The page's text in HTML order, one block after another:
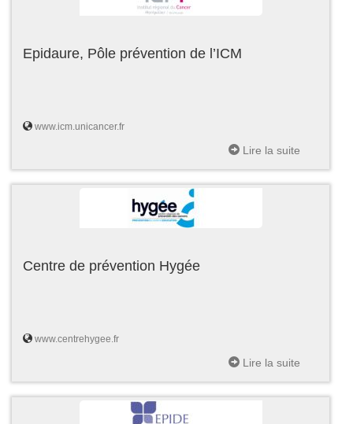
Epidaure, Pôle prévention de l’ICM
www.icm.unicancer.fr
Lire la suite
Centre de prévention Hygée
www.centrehygee.fr
Lire la suite